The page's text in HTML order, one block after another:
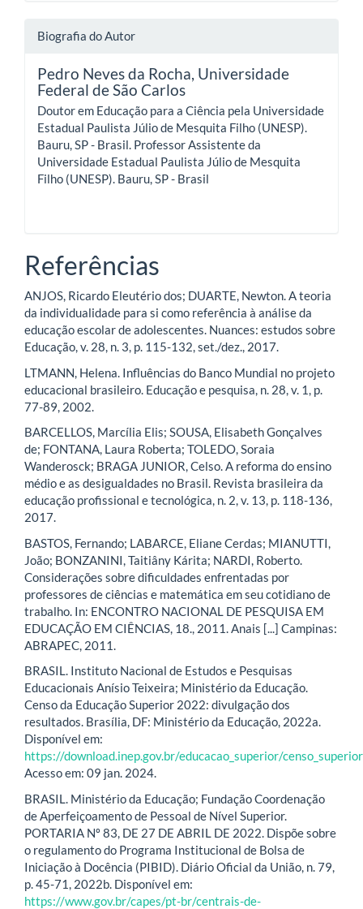
Biografia do Autor
Pedro Neves da Rocha, Universidade
Federal de São Carlos
Doutor em Educação para a Ciência pela Universidade
Estadual Paulista Júlio de Mesquita Filho (UNESP).
Bauru, SP - Brasil. Professor Assistente da
Universidade Estadual Paulista Júlio de Mesquita
Filho (UNESP). Bauru, SP - Brasil
Referências
ANJOS, Ricardo Eleutério dos; DUARTE, Newton. A teoria
da individualidade para si como referência à análise da
educação escolar de adolescentes. Nuances: estudos sobre
Educação, v. 28, n. 3, p. 115-132, set./dez., 2017.
LTMANN, Helena. Influências do Banco Mundial no projeto
educacional brasileiro. Educação e pesquisa, n. 28, v. 1, p.
77-89, 2002.
BARCELLOS, Marcília Elis; SOUSA, Elisabeth Gonçalves
de; FONTANA, Laura Roberta; TOLEDO, Soraia
Wanderosck; BRAGA JUNIOR, Celso. A reforma do ensino
médio e as desigualdades no Brasil. Revista brasileira da
educação profissional e tecnológica, n. 2, v. 13, p. 118-136,
2017.
BASTOS, Fernando; LABARCE, Eliane Cerdas; MIANUTTI,
João; BONZANINI, Taitiâny Kárita; NARDI, Roberto.
Considerações sobre dificuldades enfrentadas por
professores de ciências e matemática em seu cotidiano de
trabalho. In: ENCONTRO NACIONAL DE PESQUISA EM
EDUCAÇÃO EM CIÊNCIAS, 18., 2011. Anais [...] Campinas:
ABRAPEC, 2011.
BRASIL. Instituto Nacional de Estudos e Pesquisas
Educacionais Anísio Teixeira; Ministério da Educação.
Censo da Educação Superior 2022: divulgação dos
resultados. Brasília, DF: Ministério da Educação, 2022a.
Disponível em:
https://download.inep.gov.br/educacao_superior/
Acesso em: 09 jan. 2024.
BRASIL. Ministério da Educação; Fundação Coordenação
de Aperfeiçoamento de Pessoal de Nível Superior.
PORTARIA Nº 83, DE 27 DE ABRIL DE 2022. Dispõe sobre
o regulamento do Programa Institucional de Bolsa de
Iniciação à Docência (PIBID). Diário Oficial da União, n. 79,
p. 45-71, 2022b. Disponível em:
https://www.gov.br/capes/pt-br/centrais-de-